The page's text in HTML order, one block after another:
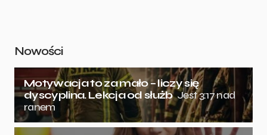
Nowości
Motywacja to za mało – liczy się
dyscyplina. Lekcja od służb Jest 3:17 nad
ranem